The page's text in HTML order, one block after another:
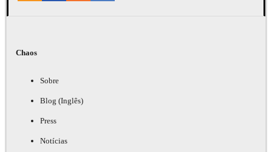
Chaos
Sobre
Blog (Inglês)
Press
Notícias